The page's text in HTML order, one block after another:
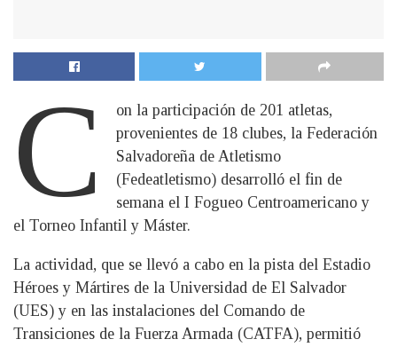
C
on la participación de 201 atletas,
provenientes de 18 clubes, la Federación
Salvadoreña de Atletismo
(Fedeatletismo) desarrolló el fin de
semana el I Fogueo Centroamericano y
el Torneo Infantil y Máster.
La actividad, que se llevó a cabo en la pista del Estadio
Héroes y Mártires de la Universidad de El Salvador
(UES) y en las instalaciones del Comando de
Transiciones de la Fuerza Armada (CATFA), permitió